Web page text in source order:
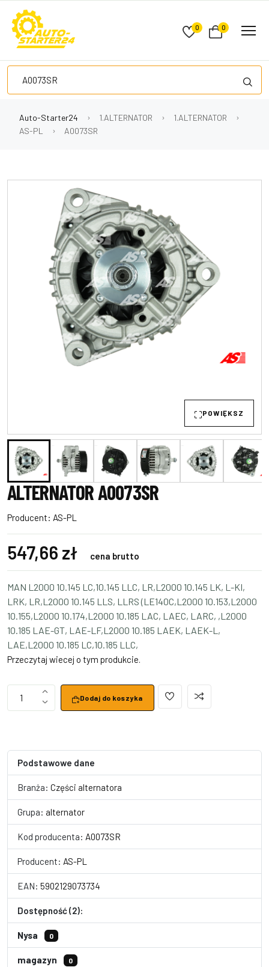
0 0
Auto-Starter24 1.ALTERNATOR
1.ALTERNATOR
AS-PL
A0073SR
POWIĘKSZ
ALTERNATOR A0073SR
Producent: AS-PL
547,66 zł cena brutto
MAN L2000 10.145 LC,10.145 LLC, LR,L2000 10.145 LK, L-KI,
LRK, LR,L2000 10.145 LLS, LLRS (LE140C,L2000 10.153,L2000
10.155,L2000 10.174,L2000 10.185 LAC, LAEC, LARC, ,L2000
10.185 LAE-GT, LAE-LF,L2000 10.185 LAEK, LAEK-L,
LAE,L2000 10.185 LC,10.185 LLC,
Przeczytaj wiecej o tym produkcie.
1 Dodaj do koszyka
Podstawowe dane
Branża: Części alternatora
Grupa: alternator
Kod producenta: A0073SR
Producent: AS-PL
EAN: 5902129073734
Dostępność (2):
Nysa 0
magazyn 0